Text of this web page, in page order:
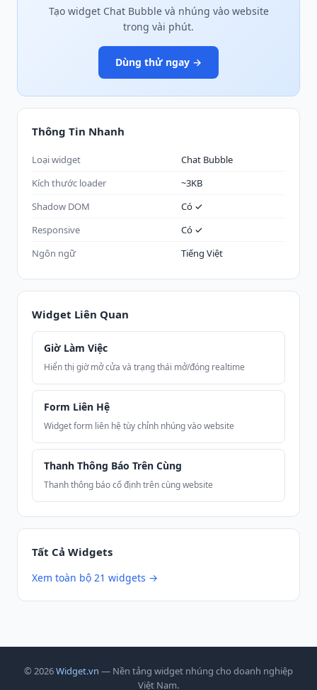
Tạo widget Chat Bubble và nhúng vào website
trong vài phút.
Dùng thử ngay →
Thông Tin Nhanh
Loại widget
Chat Bubble
Kích thước loader
~3KB
Shadow DOM
Có ✓
Responsive
Có ✓
Ngôn ngữ
Tiếng Việt
Widget Liên Quan
Giờ Làm Việc
Hiển thị giờ mở cửa và trạng thái mở/đóng realtime
Form Liên Hệ
Widget form liên hệ tùy chỉnh nhúng vào website
Thanh Thông Báo Trên Cùng
Thanh thông báo cố định trên cùng website
Tất Cả Widgets
Xem toàn bộ 21 widgets →
© 2026Widget.vn — Nền tảng widget nhúng cho doanh nghiệp
Việt Nam.